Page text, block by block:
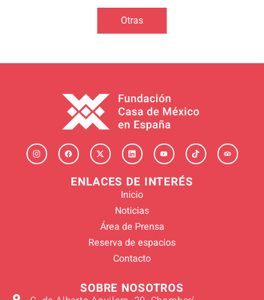
Otras
ENLACES DE INTERÉS
Inicio
Noticias
Área de Prensa
Reserva de espacios
Contacto
SOBRE NOSOTROS